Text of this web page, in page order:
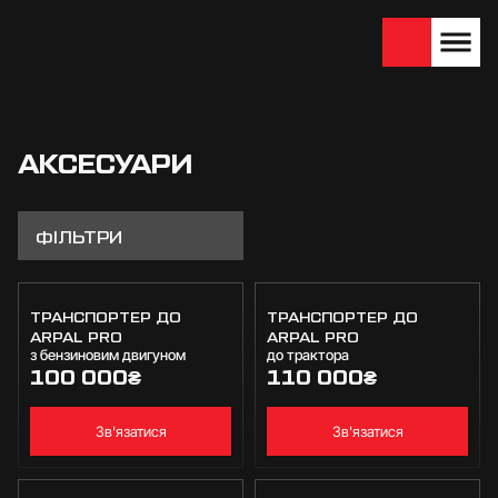
АКСЕСУАРИ
ФІЛЬТРИ
ТРАНСПОРТЕР ДО
ARPAL PRO
з бензиновим двигуном
100 000₴
Зв'язатися
ТРАНСПОРТЕР ДО
ARPAL PRO
до трактора
110 000₴
Зв'язатися